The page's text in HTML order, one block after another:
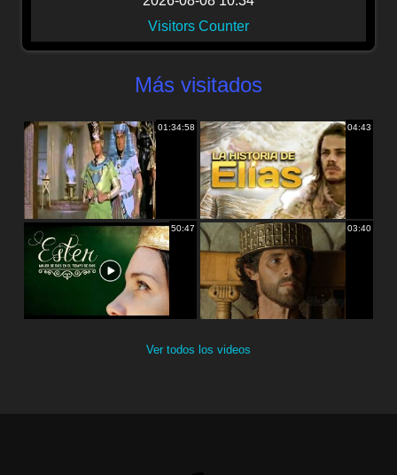
Visitors Counter
Más visitados
01:34:58 04:43
50:47 03:40
Ver todos los videos